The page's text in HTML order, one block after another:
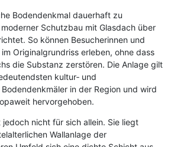
Bodendenkmal dauerhaft zu
Schutzbau mit Glasdach über
So können Besucherinnen und
Originalgrundriss erleben, ohne dass
die Substanz zerstören. Die Anlage gilt
kultur‑ und
in der Region und wird
hervorgehoben.
nicht für sich allein. Sie liegt
Wallanlage der